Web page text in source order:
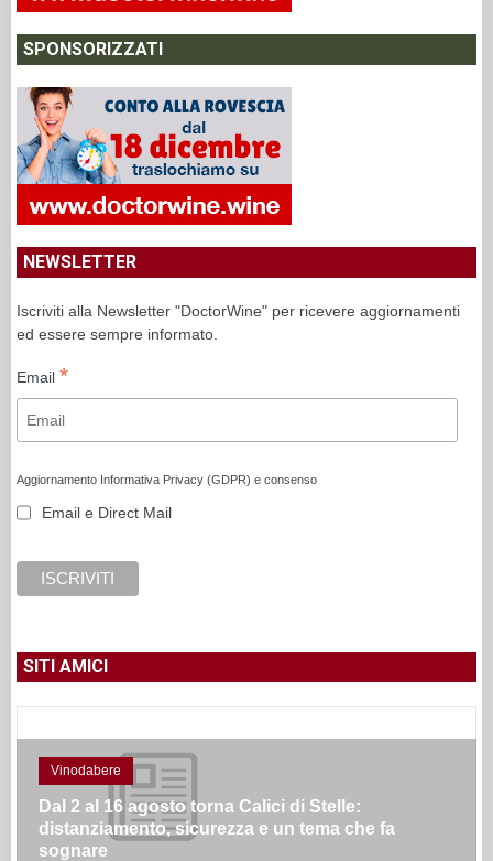
SPONSORIZZATI
NEWSLETTER
Iscriviti alla Newsletter "DoctorWine" per ricevere aggiornamenti
ed essere sempre informato.
Email *
Aggiornamento Informativa Privacy (GDPR) e consenso
Email e Direct Mail
SITI AMICI
Vinodabere
Dal 2 al 16 agosto torna Calici di Stelle:
distanziamento, sicurezza e un tema che fa
sognare